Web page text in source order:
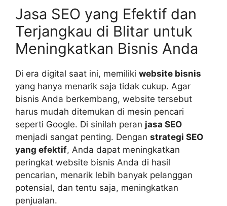
Jasa SEO yang Efektif dan
Terjangkau di Blitar untuk
Meningkatkan Bisnis Anda
Di era digital saat ini, memiliki website bisnis
yang hanya menarik saja tidak cukup. Agar
bisnis Anda berkembang, website tersebut
harus mudah ditemukan di mesin pencari
seperti Google. Di sinilah peran jasa SEO
menjadi sangat penting. Dengan strategi SEO
yang efektif, Anda dapat meningkatkan
peringkat website bisnis Anda di hasil
pencarian, menarik lebih banyak pelanggan
potensial, dan tentu saja, meningkatkan
penjualan.